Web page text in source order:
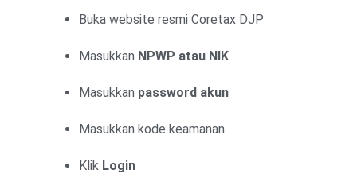
Buka website resmi Coretax DJP
Masukkan NPWP atau NIK
Masukkan password akun
Masukkan kode keamanan
Klik Login